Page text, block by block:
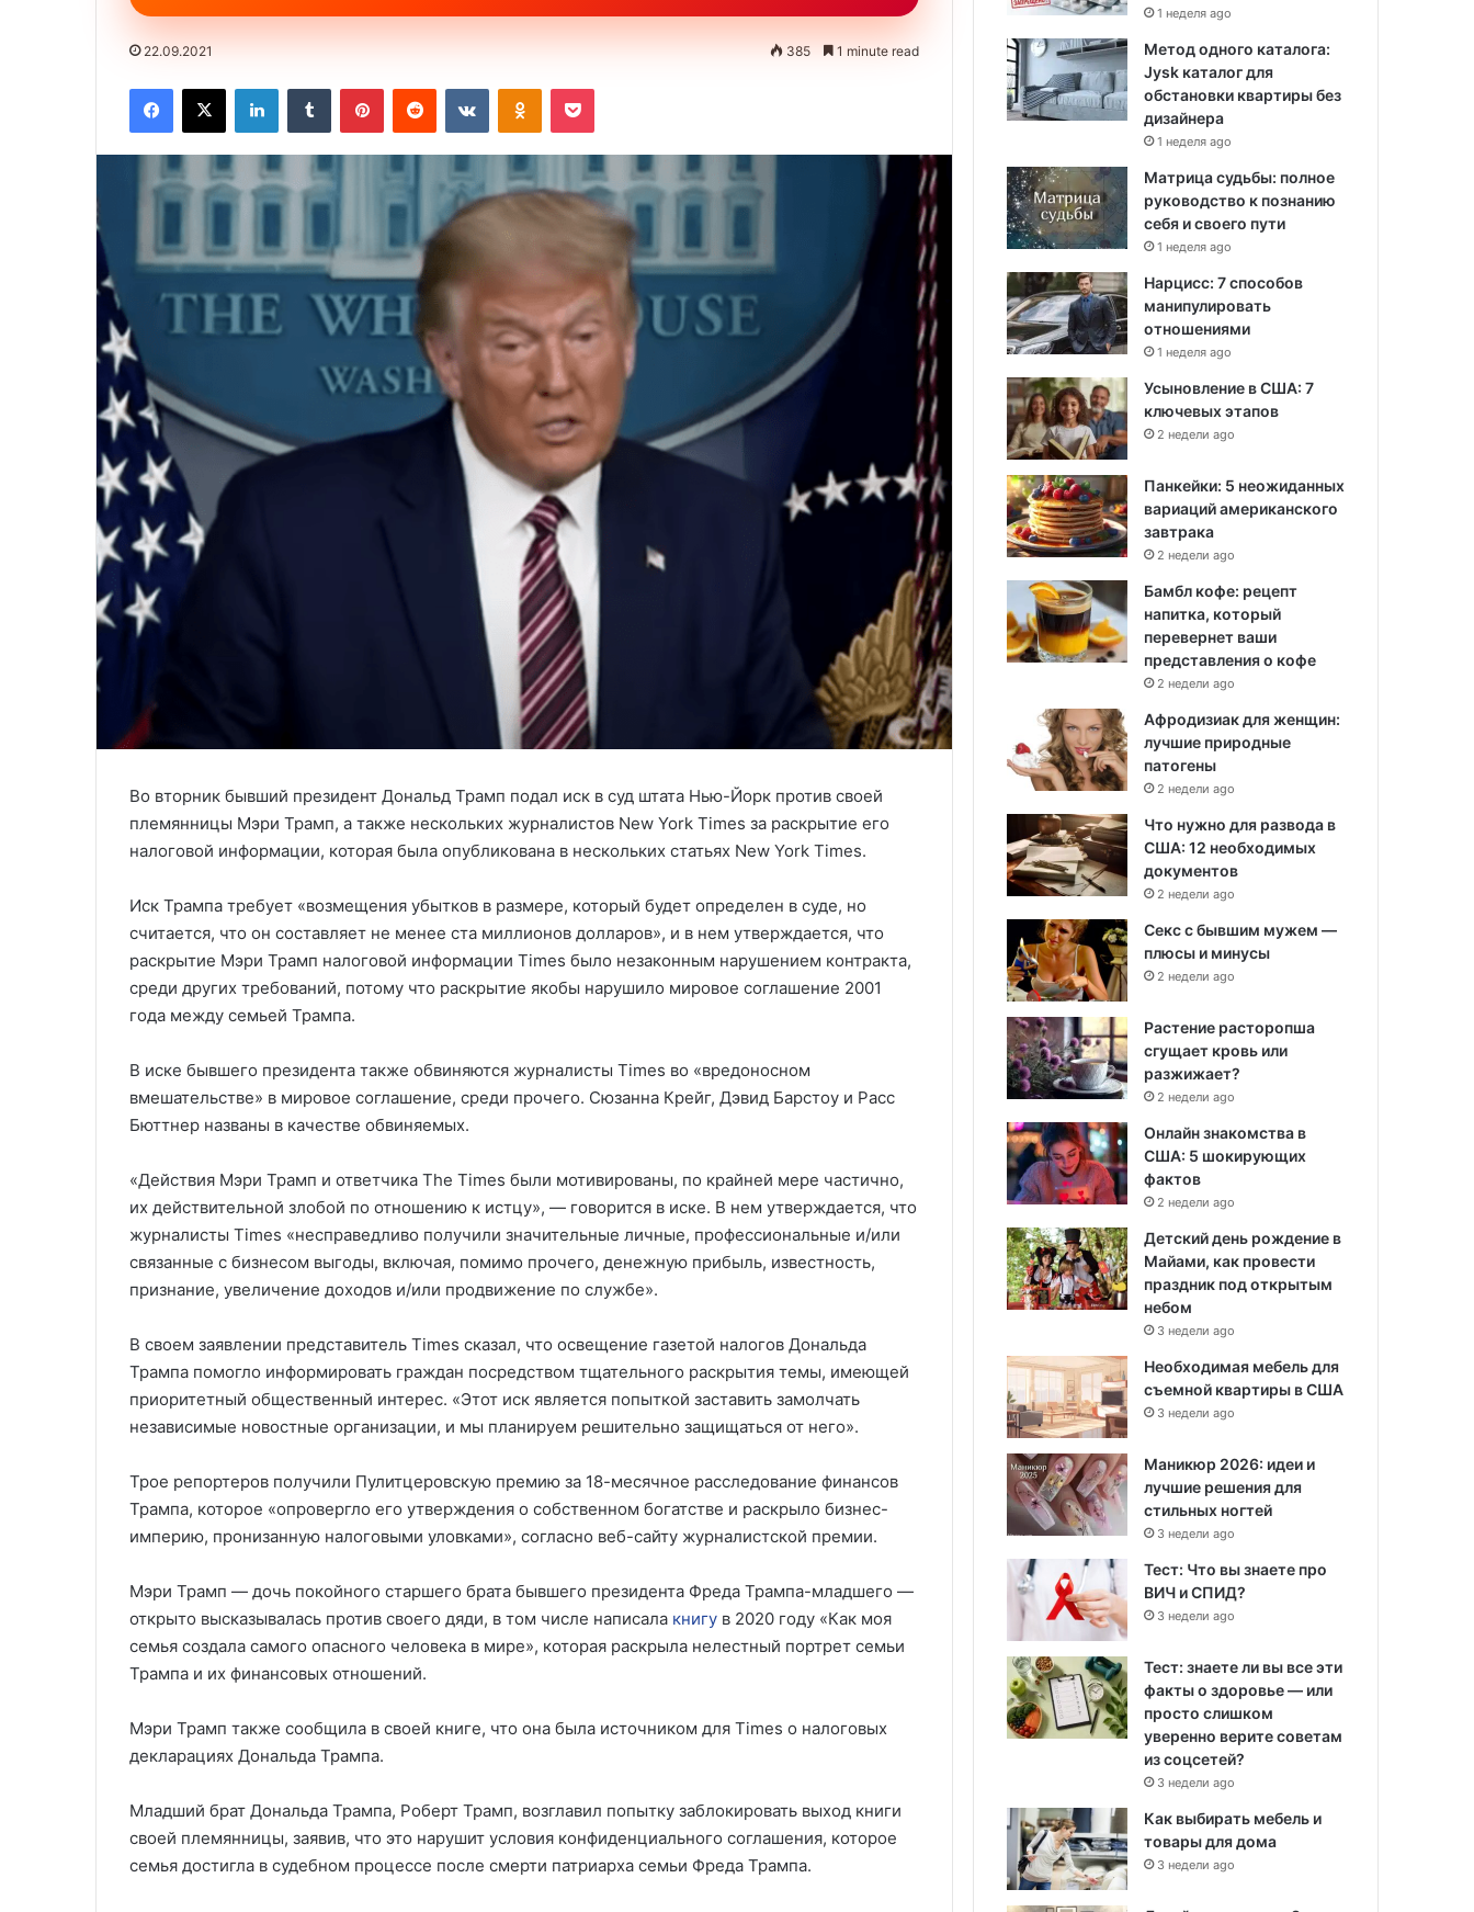
22.09.2021 385 1 minute read
Во вторник бывший президент Дональд Трамп подал иск в суд штата Нью-Йорк против своей
племянницы Мэри Трамп, а также нескольких журналистов New York Times за раскрытие его
налоговой информации, которая была опубликована в нескольких статьях New York Times.
Иск Трампа требует «возмещения убытков в размере, который будет определен в суде, но
считается, что он составляет не менее ста миллионов долларов», и в нем утверждается, что
раскрытие Мэри Трамп налоговой информации Times было незаконным нарушением контракта,
среди других требований, потому что раскрытие якобы нарушило мировое соглашение 2001
года между семьей Трампа.
В иске бывшего президента также обвиняются журналисты Times во «вредоносном
вмешательстве» в мировое соглашение, среди прочего. Сюзанна Крейг, Дэвид Барстоу и Расс
Бюттнер названы в качестве обвиняемых.
«Действия Мэри Трамп и ответчика The Times были мотивированы, по крайней мере частично,
их действительной злобой по отношению к истцу», — говорится в иске. В нем утверждается, что
журналисты Times «несправедливо получили значительные личные, профессиональные и/или
связанные с бизнесом выгоды, включая, помимо прочего, денежную прибыль, известность,
признание, увеличение доходов и/или продвижение по службе».
В своем заявлении представитель Times сказал, что освещение газетой налогов Дональда
Трампа помогло информировать граждан посредством тщательного раскрытия темы, имеющей
приоритетный общественный интерес. «Этот иск является попыткой заставить замолчать
независимые новостные организации, и мы планируем решительно защищаться от него».
Трое репортеров получили Пулитцеровскую премию за 18-месячное расследование финансов
Трампа, которое «опровергло его утверждения о собственном богатстве и раскрыло бизнес-
империю, пронизанную налоговыми уловками», согласно веб-сайту журналистской премии.
Мэри Трамп — дочь покойного старшего брата бывшего президента Фреда Трампа-младшего —
открыто высказывалась против своего дяди, в том числе написала книгу в 2020 году «Как моя
семья создала самого опасного человека в мире», которая раскрыла нелестный портрет семьи
Трампа и их финансовых отношений.
Мэри Трамп также сообщила в своей книге, что она была источником для Times о налоговых
декларациях Дональда Трампа.
Младший брат Дональда Трампа, Роберт Трамп, возглавил попытку заблокировать выход книги
своей племянницы, заявив, что это нарушит условия конфиденциального соглашения, которое
семья достигла в судебном процессе после смерти патриарха семьи Фреда Трампа.
1 неделя ago
Метод одного каталога:
Jysk каталог для
обстановки квартиры без
дизайнера
1 неделя ago
Матрица судьбы: полное
руководство к познанию
себя и своего пути
1 неделя ago
Нарцисс: 7 способов
манипулировать
отношениями
1 неделя ago
Усыновление в США: 7
ключевых этапов
2 недели ago
Панкейки: 5 неожиданных
вариаций американского
завтрака
2 недели ago
Бамбл кофе: рецепт
напитка, который
перевернет ваши
представления о кофе
2 недели ago
Афродизиак для женщин:
лучшие природные
патогены
2 недели ago
Что нужно для развода в
США: 12 необходимых
документов
2 недели ago
Секс с бывшим мужем —
плюсы и минусы
2 недели ago
Растение расторопша
сгущает кровь или
разжижает?
2 недели ago
Онлайн знакомства в
США: 5 шокирующих
фактов
2 недели ago
Детский день рождение в
Майами, как провести
праздник под открытым
небом
3 недели ago
Необходимая мебель для
съемной квартиры в США
3 недели ago
Маникюр 2026: идеи и
лучшие решения для
стильных ногтей
3 недели ago
Тест: Что вы знаете про
ВИЧ и СПИД?
3 недели ago
Тест: знаете ли вы все эти
факты о здоровье — или
просто слишком
уверенно верите советам
из соцсетей?
3 недели ago
Как выбирать мебель и
товары для дома
3 недели ago